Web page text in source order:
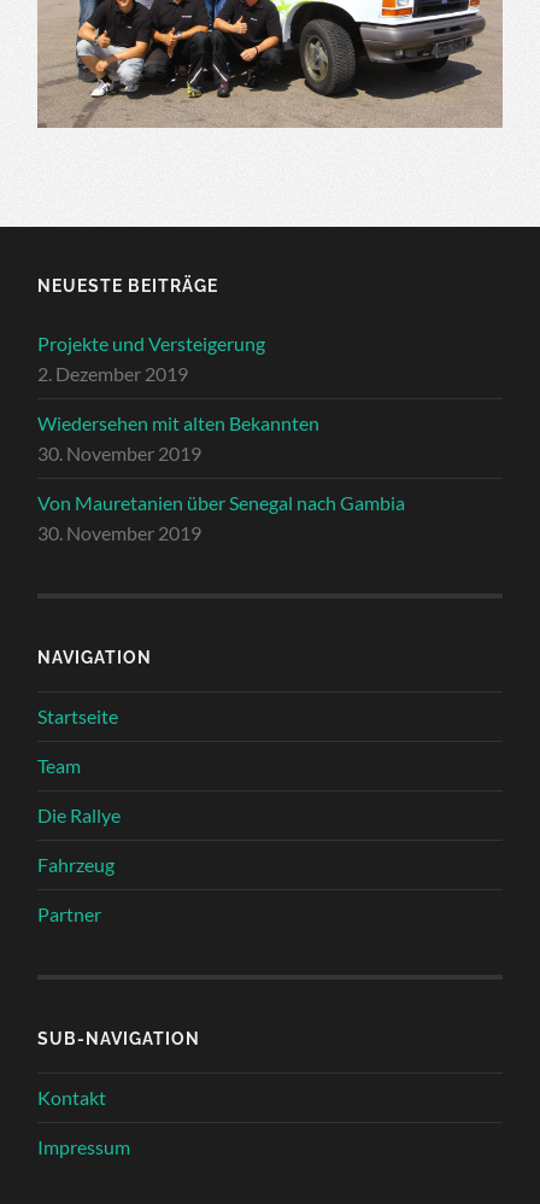
NEUESTE BEITRÄGE
Projekte und Versteigerung
2. Dezember 2019
Wiedersehen mit alten Bekannten
30. November 2019
Von Mauretanien über Senegal nach Gambia
30. November 2019
NAVIGATION
Startseite
Team
Die Rallye
Fahrzeug
Partner
SUB-NAVIGATION
Kontakt
Impressum